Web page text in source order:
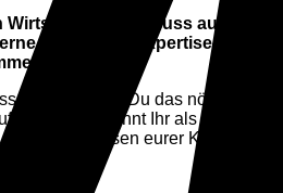
noch mehr Expertise bei der
erhältst Du das nötige
aufbauend könnt Ihr als
die Interessen eurer